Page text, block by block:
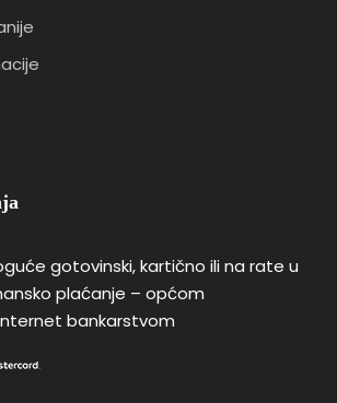
gotovinski, kartično ili na rate u
plaćanje – općom
bankarstvom